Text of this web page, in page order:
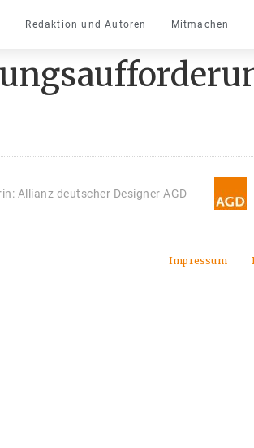
Redaktion und Autoren Mitmachen
Allianz deutscher Designer AGD
Impressum